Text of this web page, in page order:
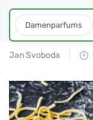
Damenparfums
Jan Svoboda